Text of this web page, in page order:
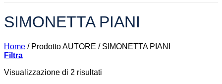
SIMONETTA PIANI
Home /Prodotto AUTORE /SIMONETTA PIANI
Filtra
Visualizzazione di 2 risultati